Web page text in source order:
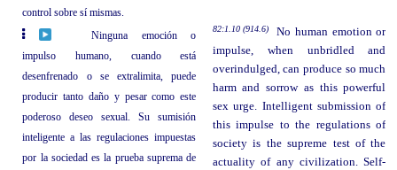
control sobre sí mismas.
Ninguna emoción o
impulso humano, cuando está
desenfrenado o se extralimita, puede
producir tanto daño y pesar como este
poderoso deseo sexual. Su sumisión
inteligente a las regulaciones impuestas
por la sociedad es la prueba suprema de
82:1.10 (914.6)
No human emotion or
impulse, when unbridled and
overindulged, can produce so much
harm and sorrow as this powerful
sex urge. Intelligent submission of
this impulse to the regulations of
society is the supreme test of the
actuality of any civilization. Self-